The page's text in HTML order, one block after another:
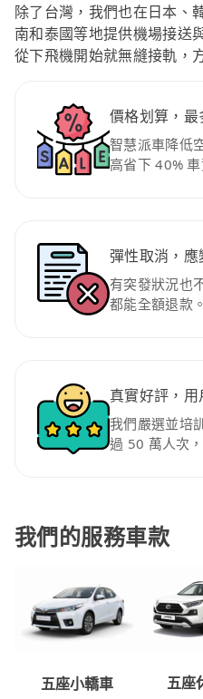
除了台灣，我們也在日本、
南和泰國等地提供機場接送
從下飛機開始就無縫接軌，
價格划算，最
智慧派車降低
高省下 40%
彈性取消，應
有突發狀況也
都能全額退款。
真實好評，用
我們嚴選並培
過 50 萬人次
我們的服務車款
五座小轎車 五座